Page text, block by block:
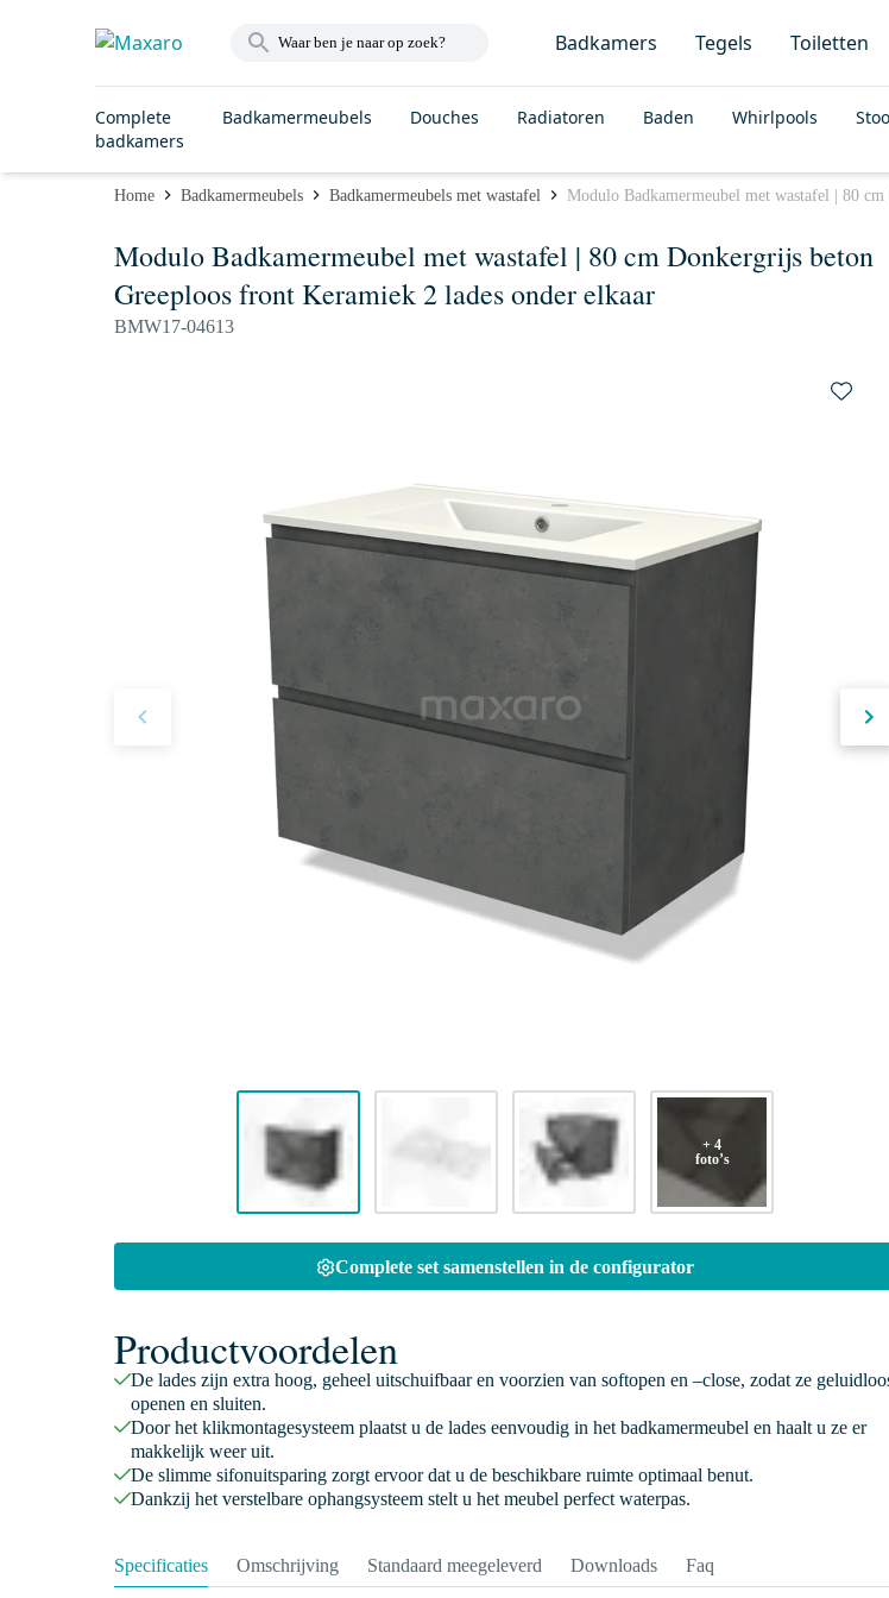
Badkamers Tegels Toiletten
Complete
badkamers
Badkamermeubels Douches Radiatoren Baden Whirlpools
Home Badkamermeubels Badkamermeubels met wastafel Modulo Badkamermeubel met wastafel | 80
Modulo Badkamermeubel met wastafel | 80 cm Donkergrijs beton
Greeploos front Keramiek 2 lades onder elkaar
BMW17-04613
+ 4
foto’s
Complete set samenstellen in de configurator
Productvoordelen
De lades zijn extra hoog, geheel uitschuifbaar en voorzien van softopen en –close, zodat ze
openen en sluiten.
Door het klikmontagesysteem plaatst u de lades eenvoudig in het badkamermeubel en haalt u ze er
makkelijk weer uit.
De slimme sifonuitsparing zorgt ervoor dat u de beschikbare ruimte optimaal benut.
Dankzij het verstelbare ophangsysteem stelt u het meubel perfect waterpas.
Specificaties Omschrijving Standaard meegeleverd Downloads Faq